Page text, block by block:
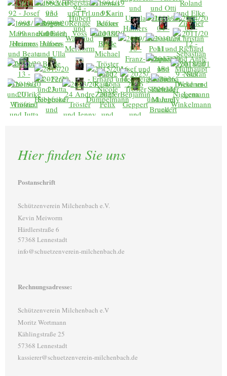
Hier finden Sie uns
Postanschrift
Schützenverein Milchenbach e.V.
Kevin Meiworm
Härdlerstraße 6
57368 Lennestadt
info@schuetzenverein-milchenbach.de
Rechnungsadresse:
Schützenverein Milchenbach e.V
Moritz Wortmann
Kählingstraße 25
57368 Lennestadt
kassierer@schuetzenverein-milchenbach.de